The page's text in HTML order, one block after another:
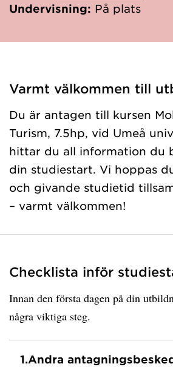
Undervisning: På plats
Varmt välkommen till
Du är antagen till kursen
Turism, 7.5hp, vid Umeå
hittar du all information du
din studiestart. Vi hoppas
och givande studietid
– varmt välkommen!
Checklista inför
Innan den första dagen på din
några viktiga steg.
1.Andra